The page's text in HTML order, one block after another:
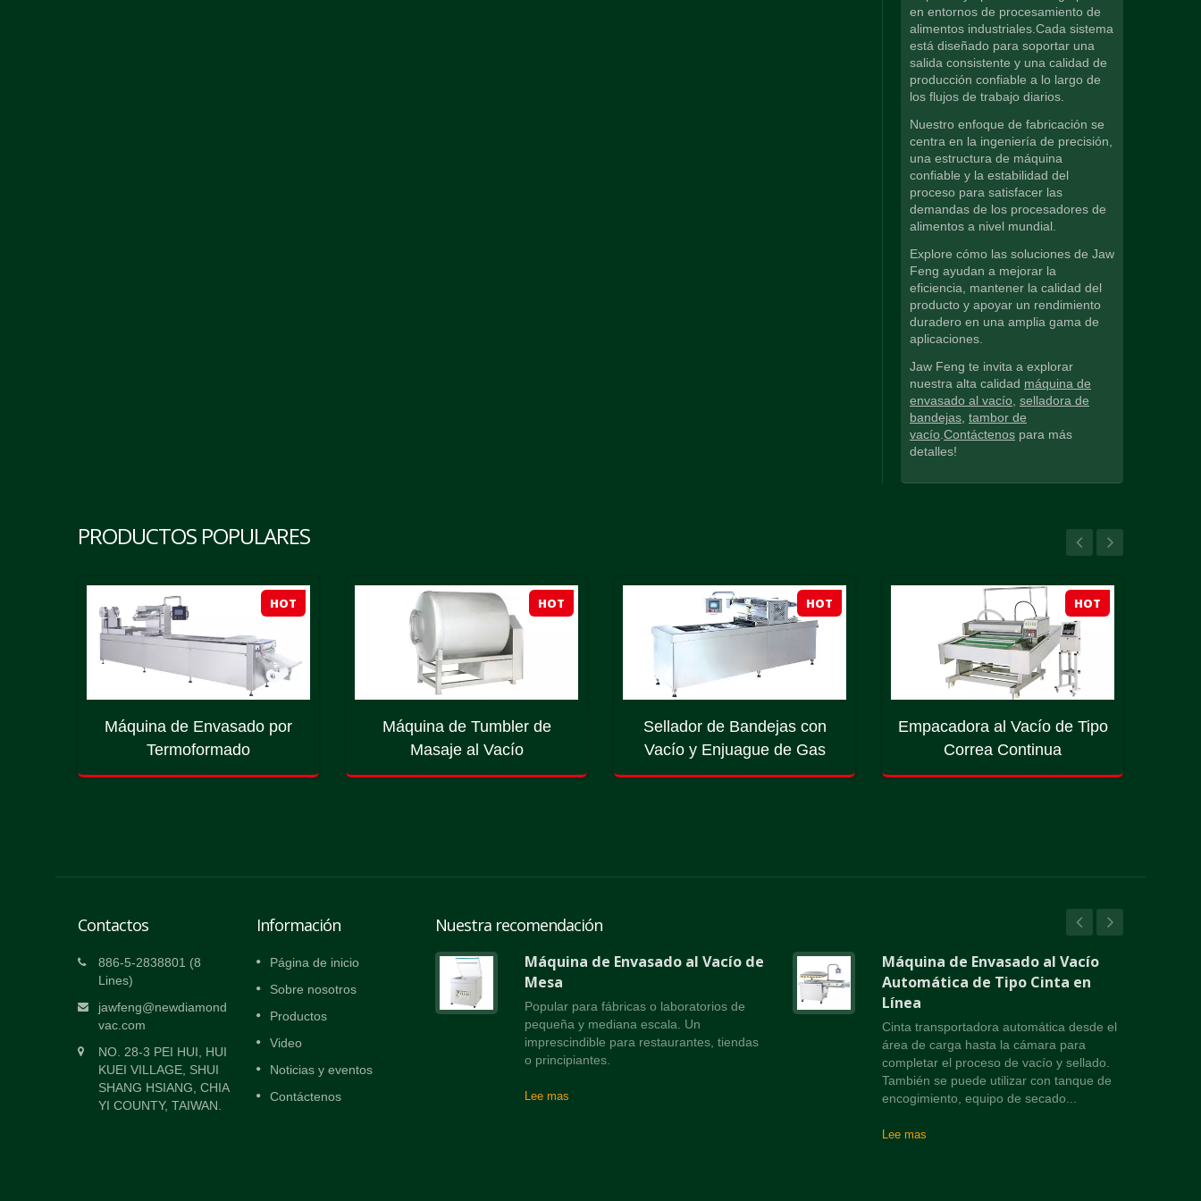
en entornos de procesamiento de
alimentos industriales.Cada sistema
está diseñado para soportar una
salida consistente y una calidad de
producción confiable a lo largo de
los flujos de trabajo diarios.
Nuestro enfoque de fabricación se
centra en la ingeniería de precisión,
una estructura de máquina
confiable y la estabilidad del
proceso para satisfacer las
demandas de los procesadores de
alimentos a nivel mundial.
Explore cómo las soluciones de Jaw
Feng ayudan a mejorar la
eficiencia, mantener la calidad del
producto y apoyar un rendimiento
duradero en una amplia gama de
aplicaciones.
Jaw Feng te invita a explorar
nuestra alta calidad máquina de
envasado al vacío, selladora de
bandejas, tambor de
vacío.Contáctenos para más
detalles!
PRODUCTOS POPULARES
HOT
Máquina de Envasado por
Termoformado
HOT
Máquina de Tumbler de
Masaje al Vacío
HOT
Sellador de Bandejas con
Vacío y Enjuague de Gas
HOT
Empacadora al Vacío de Tipo
Correa Continua
Contactos
886-5-2838801 (8
Lines)
jawfeng@newdiamond
vac.com
NO. 28-3 PEI HUI, HUI
KUEI VILLAGE, SHUI
SHANG HSIANG, CHIA
YI COUNTY, TAIWAN.
Información
Página de inicio
Sobre nosotros
Productos
Video
Noticias y eventos
Contáctenos
Nuestra recomendación
Máquina de Envasado al Vacío
Automática de Doble Cámara de
Alta Capacidad
permite operaciones alternativas para un
operador. Para cargar y descargar
productos de la segunda cámara mientras
la primera cámara está en el proceso...
Máquina de Envasado al Vacío de
Mesa
Popular para fábricas o laboratorios de
pequeña y mediana escala. Un
imprescindible para restaurantes, tiendas
o principiantes.
Lee mas
Máquina de Envasado al Vacío
Automática de Tipo Cinta en
Línea
Cinta transportadora automática desde el
área de carga hasta la cámara para
completar el proceso de vacío y sellado.
También se puede utilizar con tanque de
encogimiento, equipo de secado...
Lee mas